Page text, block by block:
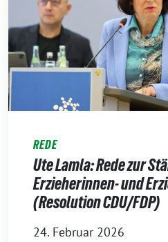
REDE
Ute Lamla: Rede zur
Erzieherinnen- und
(Resolution CDU/FDP)
24. Februar 2026